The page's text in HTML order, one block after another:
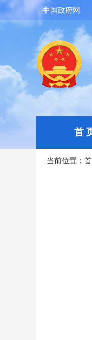
中国政府网
首
当前位置：